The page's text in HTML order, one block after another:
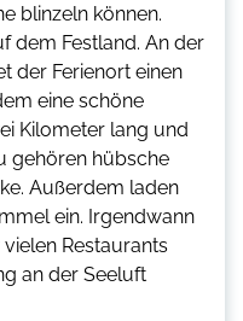
blinzeln können.
dem Festland. An der
der Ferienort einen
eine schöne
Kilometer lang und
gehören hübsche
Außerdem laden
ein. Irgendwann
Restaurants
an der Seeluft